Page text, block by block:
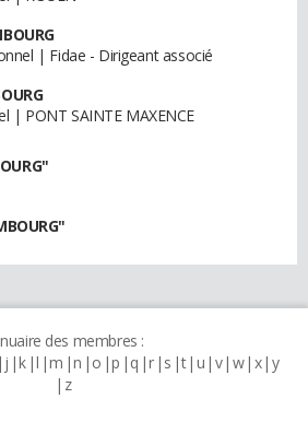
| Fidae - Dirigeant associé
| PONT SAINTE MAXENCE
des membres :
j k l m n o p q r s t u v w x y
z